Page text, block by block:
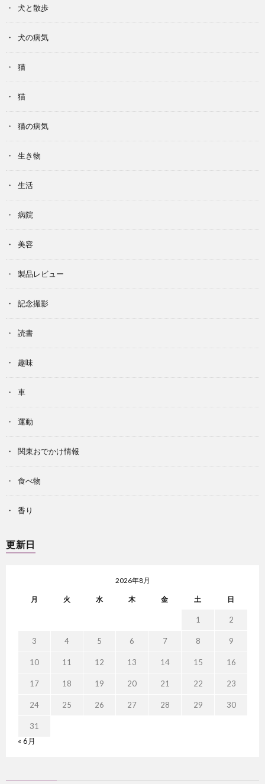
犬と散歩
犬の病気
猫
猫
猫の病気
生き物
生活
病院
美容
製品レビュー
記念撮影
読書
趣味
車
運動
関東おでかけ情報
食べ物
香り
更新日
2026年8月
月 火 水 木 金 土 日
1 2
3 4 5 6 7 8 9
10 11 12 13 14 15 16
17 18 19 20 21 22 23
24 25 26 27 28 29 30
31
« 6月